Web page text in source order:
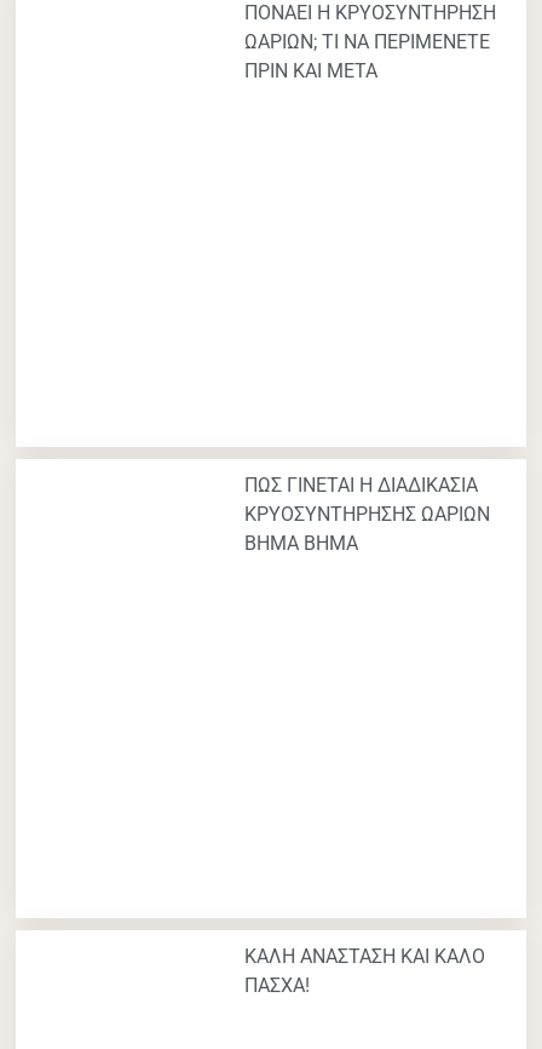
ΠΟΝΑΕΙ Η ΚΡΥΟΣΥΝΤΗΡΗΣΗ
ΩΑΡΙΩΝ; ΤΙ ΝΑ ΠΕΡΙΜΕΝΕΤΕ
ΠΡΙΝ ΚΑΙ ΜΕΤΑ
ΠΩΣ ΓΙΝΕΤΑΙ Η ΔΙΑΔΙΚΑΣΙΑ
ΚΡΥΟΣΥΝΤΗΡΗΣΗΣ ΩΑΡΙΩΝ
ΒΗΜΑ ΒΗΜΑ
ΚΑΛΗ ΑΝΑΣΤΑΣΗ ΚΑΙ ΚΑΛΟ
ΠΑΣΧΑ!